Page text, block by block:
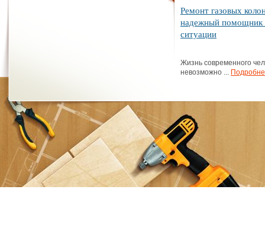
Ремонт газовых
надежный помощник
ситуации
Жизнь современного
невозможно ...